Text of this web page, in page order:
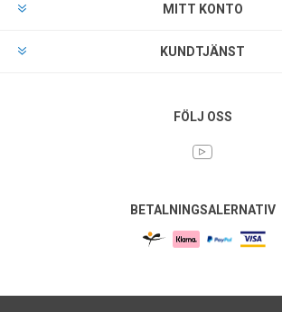
MITT KONTO
KUNDTJÄNST
FÖLJ OSS
BETALNINGSALERNATIV